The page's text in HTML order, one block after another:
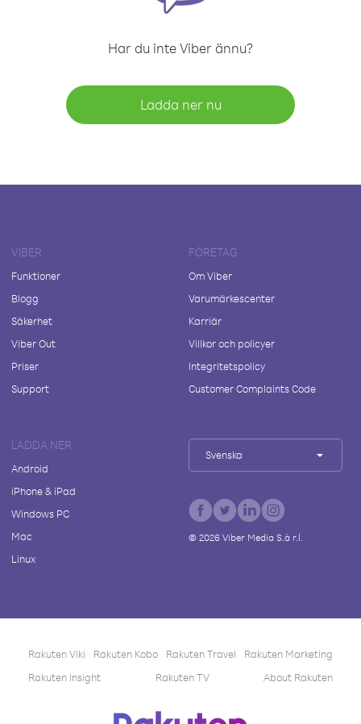
Har du inte Viber ännu?
Ladda ner nu
VIBER
Funktioner
Blogg
Säkerhet
Viber Out
Priser
Support
FÖRETAG
Om Viber
Varumärkescenter
Karriär
Villkor och policyer
Integritetspolicy
Customer Complaints Code
LADDA NER
Android
iPhone & iPad
Windows PC
Mac
Linux
Svenska
© 2026Viber Media S.à r.l.
Rakuten Viki Rakuten Kobo Rakuten Travel
Rakuten Marketing
Rakuten Insight
Rakuten TV About Rakuten